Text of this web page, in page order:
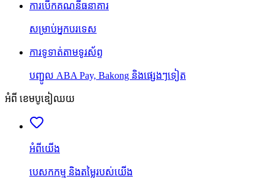
ការបើកគណនីធនាគារ
សម្រាប់អ្នកបរទេស
ការទូទាត់តាមទូរស័ព្ទ
បញ្ជូល ABA Pay, Bakong និងផ្សេងៗទៀត
អំពី ខេមបូឌៀឈយ
អំពីយើង
បេសកកម្ម និងតម្លៃរបស់យើង